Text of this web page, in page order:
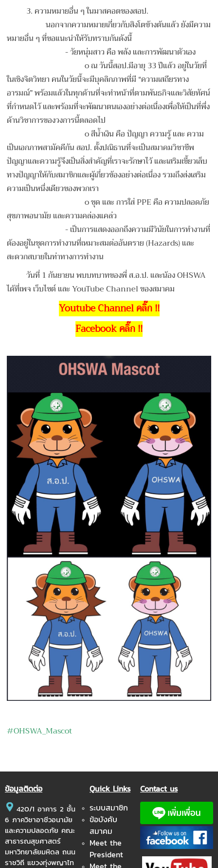
3. ความหมายอื่น ๆ ในมาสคอตของสอป.
นอกจากความหมายเกี่ยวกับสิงโตข้างต้นแล้ว ยังมีความ
หมายอื่น ๆ ที่ขอแนะนำให้รับทราบกันดังนี้
-วัยหนุ่มสาว คือ พลัง และการพัฒนาตัวเอง
oณ วันนี้สอป.มีอายุ 33 ปีแล้ว อยู่ในวัยที่
ในเชิงจิตวิทยา คนในวัยนี้จะมีบุคลิกภาพที่มี “ความเสถียรทาง
อารมณ์” พร้อมแล้วในทุกด้านที่จะทำหน้าที่ตามพันธกิจและวิสัยทัศน์
ที่กำหนดไว้ และพร้อมที่จะพัฒนาตนเองอย่างต่อเนื่องเพื่อให้เป็นที่พึ่ง
ด้านวิชาการของวงการนี้ตลอดไป
o สีน้ำเงิน คือ ปัญญา ความรู้ และ ความ
เป็นเอกภาพสามัคคีกันสอป. ตั้งปณิธานที่จะเป็นสมาคมวิชาชีพ
ปัญญาและความรู้จึงเป็นสิ่งสำคัญที่เราจะรักษาไว้ และเสริมเขี้ยวเล็บ
ทางปัญญาให้กับสมาชิกและผู้เกี่ยวข้องอย่างต่อเนื่อง รวมถึงส่งเสริม
ความเป็นหนึ่งเดียวของพวกเรา
oชุด และ การใส่ PPE คือ ความปลอดภัย
สุขภาพอนามัย และความคล่องแคล่ว
- เป็นการแสดงออกถึงความมีวินัยในการทำงานที่
ต้องอยู่ในชุดการทำงานที่เหมาะสมต่ออันตราย (Hazards) และ
สะดวกสบายในท่าทางการทำงาน
วันที่ 1 กันยายน พบบทบาทของพี่ ส.อ.ป. และน้อง OHSWA
ได้ที่เพจ เว็บไซต์ และ YouTube Channel ของสมาคม
Youtube Channel คลิ๊ก !!
Facebook คลิ๊ก !!
#OHSWA_Mascot
ข้อมูลติดต่อ
420/1 อาคาร 2 ชั้น
6 ภาควิชาอาชีวอนามัย
และความปลอดภัย คณะ
สาธารณสุขศาสตร์
มหาวิทยาลัยมหิดล ถนน
ราชวิถี แขวงทุ่งพญาไท
Quick Links
ระบบสมาชิก
ข้อบังคับ
สมาคม
Meet the
President
Contact us